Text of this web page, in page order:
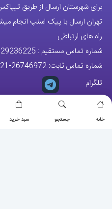
خانه جستجو سبد خرید
برای شهرستان ارسال از طریق
تهران ارسال با پیک اسنپ انجام
راه های ارتباطی
شماره تماس مستقیم :
شماره تماس ثابت: 26746972
-021
تلگرام
پیج ساعت